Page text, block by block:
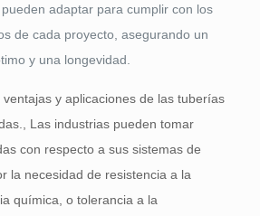
adaptar para cumplir con los
de cada proyecto, asegurando un
y una longevidad.
y aplicaciones de las tuberías
Las industrias pueden tomar
con respecto a sus sistemas de
la necesidad de resistencia a la
química, o tolerancia a la